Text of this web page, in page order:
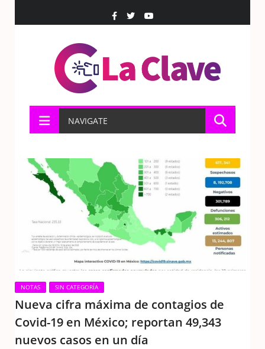
NAVIGATE
NOTAS SIN CATEGORÍA
Nueva cifra máxima de contagios de
Covid-19 en México; reportan 49,343
nuevos casos en un día